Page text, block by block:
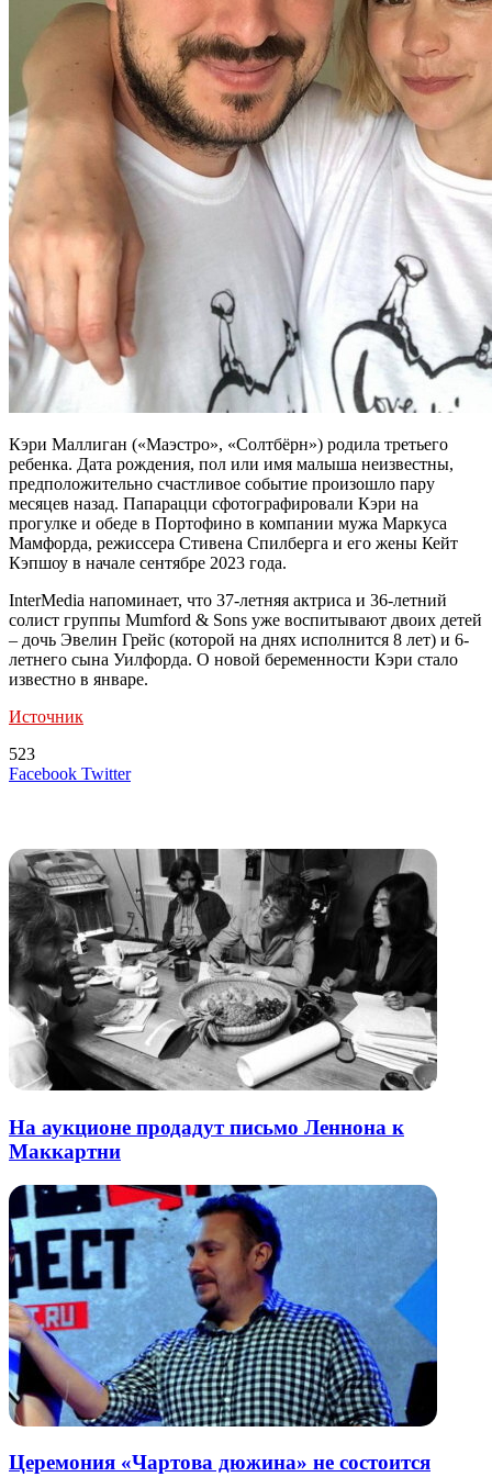
Кэри Маллиган («Маэстро», «Солтбёрн») родила третьего
ребенка. Дата рождения, пол или имя малыша неизвестны,
предположительно счастливое событие произошло пару
месяцев назад. Папарацци сфотографировали Кэри на
прогулке и обеде в Портофино в компании мужа Маркуса
Мамфорда, режиссера Стивена Спилберга и его жены Кейт
Кэпшоу в начале сентябре 2023 года.
InterMedia напоминает, что 37-летняя актриса и 36-летний
солист группы Mumford & Sons уже воспитывают двоих детей
– дочь Эвелин Грейс (которой на днях исполнится 8 лет) и 6-
летнего сына Уилфорда. О новой беременности Кэри стало
известно в январе.
Источник
523
Facebook TwitterLinkedIn
Tumblr
Reddit
Вконтакте
Одноклассники
Skype
Messenger
Messenger
WhatsApp
Telegram
Viber
Line
Поделиться
Печатать
На аукционе продадут письмо Леннона к
Маккартни
Церемония «Чартова дюжина» не состоится